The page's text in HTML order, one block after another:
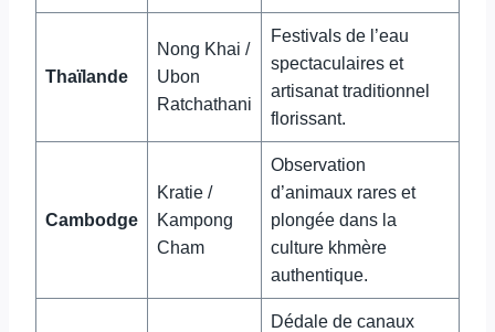
Thaïlande
Nong Khai /
Ubon
Ratchathani
Festivals de l’eau
spectaculaires et
artisanat traditionnel
florissant.
Cambodge
Kratie /
Kampong
Cham
Observation
d’animaux rares et
plongée dans la
culture khmère
authentique.
Dédale de canaux